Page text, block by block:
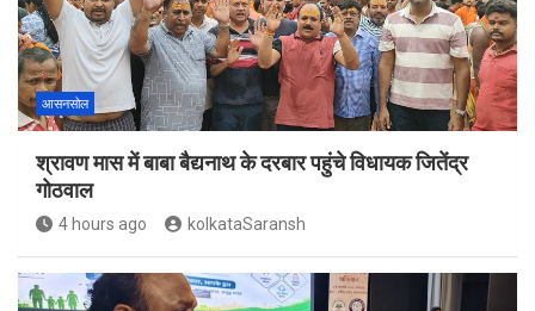
आसनसोल
श्रावण मास में बाबा बैद्यनाथ के दरबार पहुंचे विधायक जितेंद्र
गोठवाल
4 hours ago kolkataSaransh